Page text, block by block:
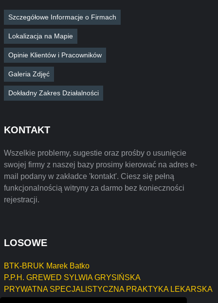
Szczegółowe Informacje o Firmach
Lokalizacja na Mapie
Opinie Klientów i Pracowników
Galeria Zdjęć
Dokładny Zakres Działalności
KONTAKT
Wszelkie problemy, sugestie oraz prośby o usunięcie
swojej firmy z naszej bazy prosimy kierować na adres e-
mail podany w zakładce 'kontakt'. Ciesz się pełną
funkcjonalnością witryny za darmo bez konieczności
rejestracji.
LOSOWE
BTK-BRUK Marek Batko
P.P.H. GREWED SYLWIA GRYSIŃSKA
PRYWATNA SPECJALISTYCZNA PRAKTYKA LEKARSKA